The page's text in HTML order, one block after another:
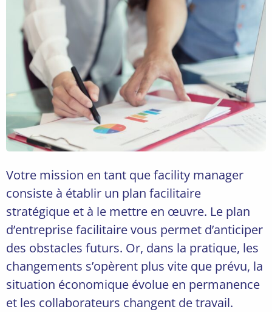
Votre mission en tant que facility manager
consiste à établir un plan facilitaire
stratégique et à le mettre en œuvre. Le plan
d’entreprise facilitaire vous permet d’anticiper
des obstacles futurs. Or, dans la pratique, les
changements s’opèrent plus vite que prévu, la
situation économique évolue en permanence
et les collaborateurs changent de travail.